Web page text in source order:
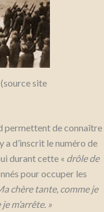
site
permettent de connaître
a d’inscrit le numéro de
durant cette « drôle de
pour occuper les
chère tante, comme je
m’arrête. »